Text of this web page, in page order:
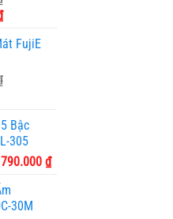
Giá
tại
1.050.000 ₫.
FujiE
₫.
Bậc
305
Giá
là:
930.000 ₫.
790.000 ₫Giá
30M